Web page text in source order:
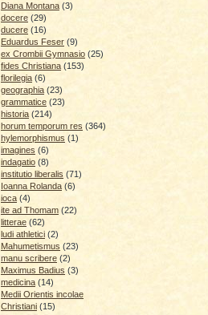
Diana Montana (3)
docere (29)
ducere (16)
Eduardus Feser (9)
ex Crombii Gymnasio (25)
fides Christiana (153)
florilegia (6)
geographia (23)
grammatice (23)
historia (214)
horum temporum res (364)
hylemorphismus (1)
imagines (6)
indagatio (8)
institutio liberalis (71)
Ioanna Rolanda (6)
ioca (4)
ite ad Thomam (22)
litterae (62)
ludi athletici (2)
Mahumetismus (23)
manu scribere (2)
Maximus Badius (3)
medicina (14)
Medii Orientis incolae
Christiani (15)